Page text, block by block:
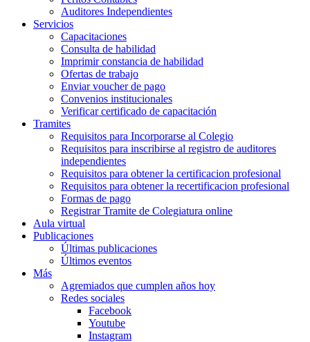
Auditores Independientes
Servicios
Capacitaciones
Consulta de habilidad
Imprimir constancia de habilidad
Ofertas de trabajo
Enviar voucher de pago
Convenios institucionales
Verificar certificado de capacitación
Tramites
Requisitos para Incorporarse al Colegio
Requisitos para inscribirse al registro de auditores
independientes
Requisitos para obtener la certificacion profesional
Requisitos para obtener la recertificacion profesional
Formas de pago
Registrar Tramite de Colegiatura online
Aula virtual
Publicaciones
Últimas publicaciones
Últimos eventos
Más
Agremiados que cumplen años hoy
Redes sociales
Facebook
Youtube
Instagram